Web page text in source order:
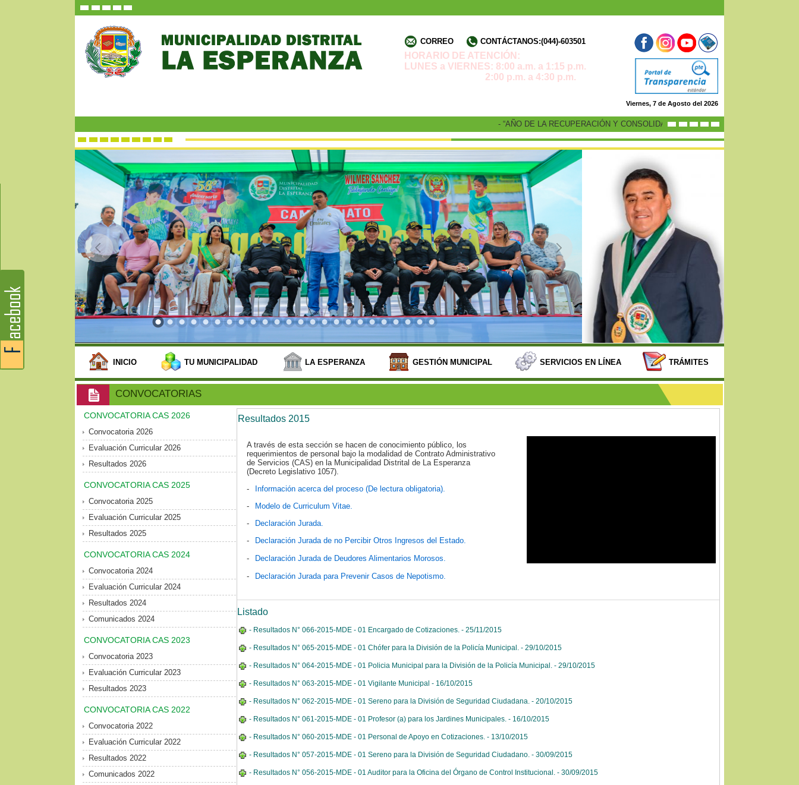
CORREO CONTÁCTANOS:(044)-603501
HORARIO DE ATENCIÓN:
LUNES a VIERNES: 8:00 a.m. a 1:15 p.m.
2:00 p.m. a 4:30 p.m.
Viernes, 7 de Agosto del 2026
- “AÑO DE LA RECUPERACIÓN Y CONSOLIDACIÓN DE LA ECONOMÍA PERUANA”
INICIO TU MUNICIPALIDAD LA ESPERANZA GESTIÓN MUNICIPAL SERVICIOS EN LÍNEA TRÁMITES
CONVOCATORIAS
CONVOCATORIA CAS 2026
Convocatoria 2026
Evaluación Curricular 2026
Resultados 2026
CONVOCATORIA CAS 2025
Convocatoria 2025
Evaluación Curricular 2025
Resultados 2025
CONVOCATORIA CAS 2024
Convocatoria 2024
Evaluación Curricular 2024
Resultados 2024
Comunicados 2024
CONVOCATORIA CAS 2023
Convocatoria 2023
Evaluación Curricular 2023
Resultados 2023
CONVOCATORIA CAS 2022
Convocatoria 2022
Evaluación Curricular 2022
Resultados 2022
Comunicados 2022
Resultados 2015
A través de esta sección se hacen de conocimiento público, los
requerimientos de personal bajo la modalidad de Contrato Administrativo
de Servicios (CAS) en la Municipalidad Distrital de La Esperanza
(Decreto Legislativo 1057).
-
Información acerca del proceso (De lectura obligatoria).
-
Modelo de Curriculum Vitae.
-
Declaración Jurada.
-
Declaración Jurada de no Percibir Otros Ingresos del Estado.
-
Declaración Jurada de Deudores Alimentarios Morosos.
-
Declaración Jurada para Prevenir Casos de Nepotismo.
Listado
- Resultados N° 066-2015-MDE - 01 Encargado de Cotizaciones. - 25/11/2015
- Resultados N° 065-2015-MDE - 01 Chófer para la División de la Policía Municipal. - 29/10/2015
- Resultados N° 064-2015-MDE - 01 Policia Municipal para la División de la Policía Municipal. - 29/10/2015
- Resultados N° 063-2015-MDE - 01 Vigilante Municipal - 16/10/2015
- Resultados N° 062-2015-MDE - 01 Sereno para la División de Seguridad Ciudadana. - 20/10/2015
- Resultados N° 061-2015-MDE - 01 Profesor (a) para los Jardines Municipales. - 16/10/2015
- Resultados N° 060-2015-MDE - 01 Personal de Apoyo en Cotizaciones. - 13/10/2015
- Resultados N° 057-2015-MDE - 01 Sereno para la División de Seguridad Ciudadano. - 30/09/2015
- Resultados N° 056-2015-MDE - 01 Auditor para la Oficina del Órgano de Control Institucional. - 30/09/2015